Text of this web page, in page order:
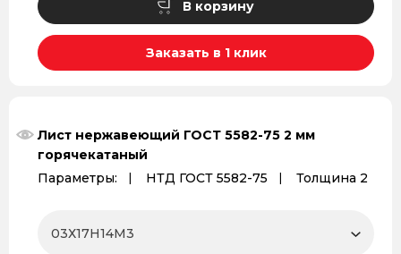
В корзину
Заказать в 1 клик
Лист нержавеющий ГОСТ 5582-75 2 мм
горячекатаный
Параметры:
НТД ГОСТ 5582-75 Толщина 2